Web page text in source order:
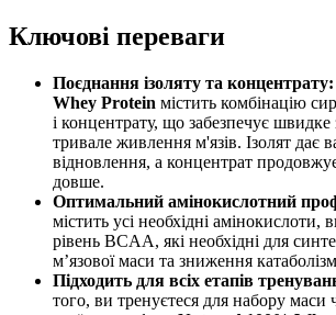
Ключові переваги
Поєднання ізоляту та
Whey Protein містить комбінацію
і концентрату, що забезпечує швидке
тривале живлення м'язів. Ізолят дає
відновлення, а концентрат
довше.
Оптимальний амінокислотний
містить усі необхідні
рівень BCAA, які необхідні для
м’язової маси та зниження
Підходить для всіх етапів
того, ви тренуєтеся для набору